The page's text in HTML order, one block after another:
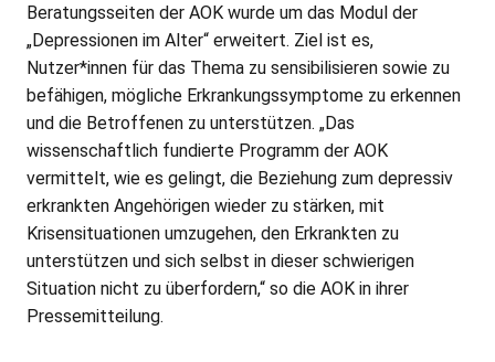
Beratungsseiten der AOK wurde um das Modul der
„Depressionen im Alter“ erweitert. Ziel ist es,
Nutzer*innen für das Thema zu sensibilisieren sowie zu
befähigen, mögliche Erkrankungssymptome zu erkennen
und die Betroffenen zu unterstützen. „Das
wissenschaftlich fundierte Programm der AOK
vermittelt, wie es gelingt, die Beziehung zum depressiv
erkrankten Angehörigen wieder zu stärken, mit
Krisensituationen umzugehen, den Erkrankten zu
unterstützen und sich selbst in dieser schwierigen
Situation nicht zu überfordern,“ so die AOK in ihrer
Pressemitteilung.